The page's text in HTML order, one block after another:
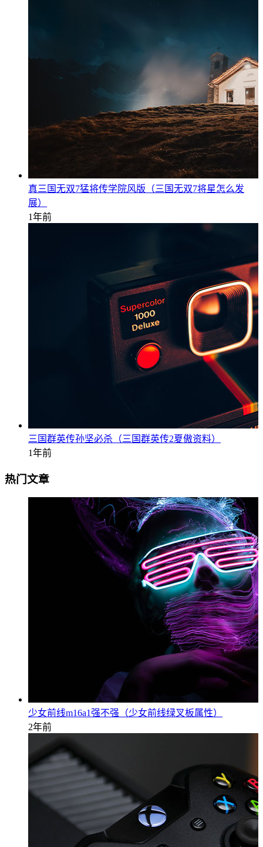
真三国无双7猛将传学院风版（三国无双7将星怎么发
展）
1年前
三国群英传孙坚必杀（三国群英传2夏傲资料）
1年前
热门文章
少女前线m16a1强不强（少女前线绿叉板属性）
2年前